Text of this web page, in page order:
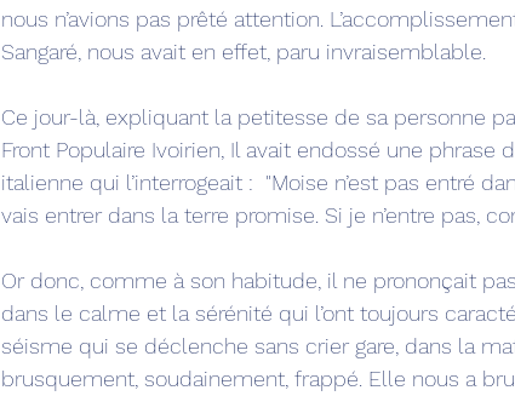
nous n’avions pas prêté attention.
Sangaré, nous avait en effet, paru invraisemblable.
Ce jour-là, expliquant la petitesse de sa personne
Front Populaire Ivoirien, Il avait endossé une phrase
italienne qui l’interrogeait :  "Moise n’est pas entré
vais entrer dans la terre promise. Si je n’entre pas,
Or donc, comme à son habitude, il ne prononçait
dans le calme et la sérénité qui l’ont toujours
séisme qui se déclenche sans crier gare, dans la
brusquement, soudainement, frappé. Elle nous a